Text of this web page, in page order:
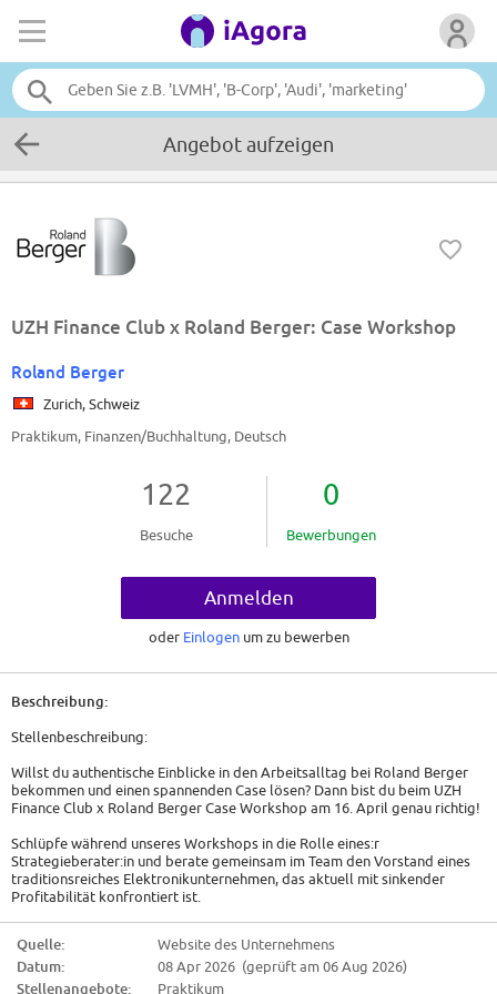
Angebot aufzeigen
UZH Finance Club x Roland Berger: Case Workshop
Roland Berger
Zurich, Schweiz
Praktikum, Finanzen/Buchhaltung, Deutsch
122
Besuche
0
Bewerbungen
Anmelden
oder Einlogen um zu bewerben
Beschreibung:
Stellenbeschreibung:
Willst du authentische Einblicke in den Arbeitsalltag bei Roland Berger
bekommen und einen spannenden Case lösen? Dann bist du beim UZH
Finance Club x Roland Berger Case Workshop am 16. April genau richtig!
Schlüpfe während unseres Workshops in die Rolle eines:r
Strategieberater:in und berate gemeinsam im Team den Vorstand eines
traditionsreiches Elektronikunternehmen, das aktuell mit sinkender
Profitabilität konfrontiert ist.
Lerne Roland Berger kennen, erfahre mehr über deine Karriere- und
Einstiegsmöglichkeiten bei uns und stelle all deine persönlichen Fragen.
Quelle:
Website des Unternehmens
Datum:
08 Apr 2026 (geprüft am 06 Aug 2026)
Stellenangebote:
Praktikum